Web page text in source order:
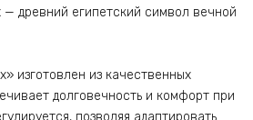
— древний египетский символ вечной
изготовлен из качественных
долговечность и комфорт при